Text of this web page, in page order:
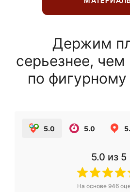
Держим
серьезнее,
по
5.0 5.0
5.0 из 5
На основе 946